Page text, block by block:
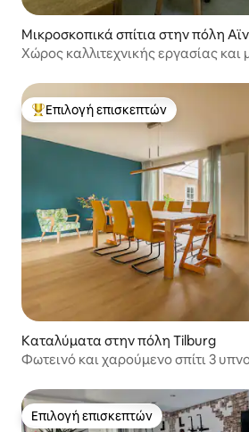
Μικροσκοπικά σπίτια στην πόλη
Χώρος καλλιτεχνικής εργασίας και
Κορυφαία επιλογή επισκεπτών
Επιλογή επισκεπτών
Καταλύματα στην πόλη Tilburg
Φωτεινό και χαρούμενο σπίτι 3
Επιλογή επισκεπτών
Επιλογή επισκεπτών